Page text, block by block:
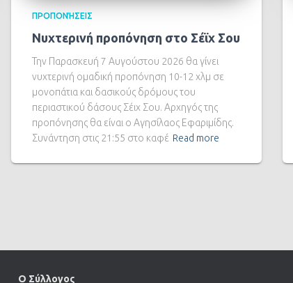
ΠΡΟΠΟΝΉΣΕΙΣ
Νυχτερινή προπόνηση στο Σέϊχ Σου
Την Παρασκευή 7 Αυγούστου 2026 θα γίνει
νυχτερινή ομαδική προπόνηση 10-12 χλμ σε
μονοπάτια και δασικούς δρόμους του
περιαστικού δάσους Σέιχ Σου. Αρχηγός της
προπόνησης θα είναι ο Αγησίλαος Εφαριμίδης.
Συνάντηση στις 21:55 στο καφέ Read more
Ο Σύλλογος